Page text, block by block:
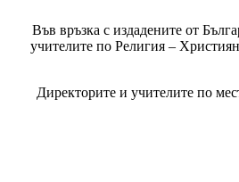
Във връзка с издадените от
учителите по Религия –
Директорите и учителите по